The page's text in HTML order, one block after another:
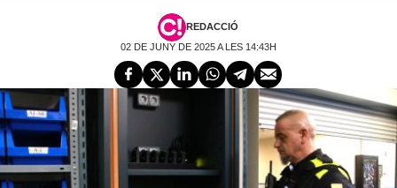
REDACCIÓ
02 DE JUNY DE 2025 A LES 14:43H